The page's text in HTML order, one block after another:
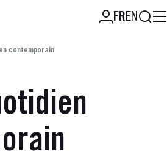
FREN
contemporain